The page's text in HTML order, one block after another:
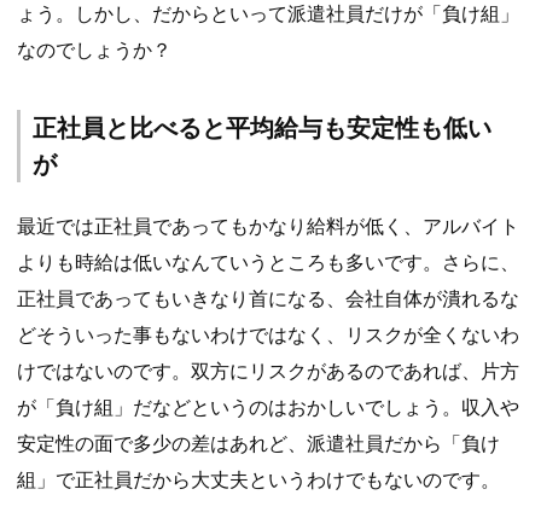
ょう。しかし、だからといって派遣社員だけが「負け組」
なのでしょうか？
正社員と比べると平均給与も安定性も低い
が
最近では正社員であってもかなり給料が低く、アルバイト
よりも時給は低いなんていうところも多いです。さらに、
正社員であってもいきなり首になる、会社自体が潰れるな
どそういった事もないわけではなく、リスクが全くないわ
けではないのです。双方にリスクがあるのであれば、片方
が「負け組」だなどというのはおかしいでしょう。収入や
安定性の面で多少の差はあれど、派遣社員だから「負け
組」で正社員だから大丈夫というわけでもないのです。